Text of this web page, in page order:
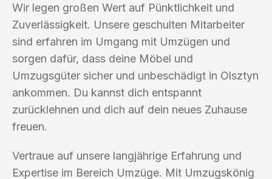
Wir legen großen Wert auf Pünktlichkeit und
Zuverlässigkeit. Unsere geschulten Mitarbeiter
sind erfahren im Umgang mit Umzügen und
sorgen dafür, dass deine Möbel und
Umzugsgüter sicher und unbeschädigt in Olsztyn
ankommen. Du kannst dich entspannt
zurücklehnen und dich auf dein neues Zuhause
freuen.
Vertraue auf unsere langjährige Erfahrung und
Expertise im Bereich Umzüge. Mit Umzugskönig